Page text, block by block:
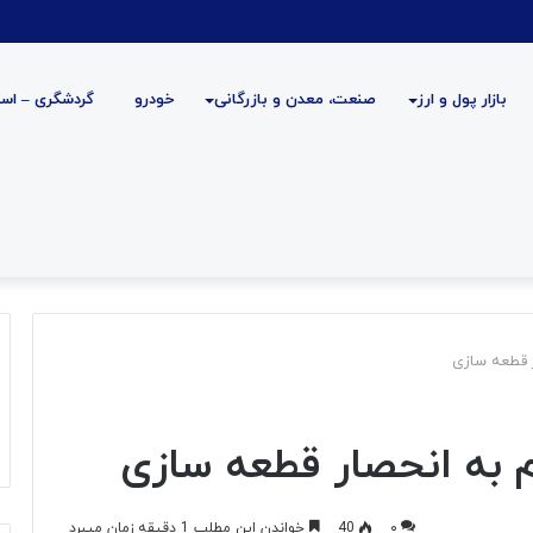
بازار پول و ارز صنعت، معدن و بازرگانی خودرو گردشگری –
قطعه سازی
به انحصار قطعه سازی
۰ 40 خواندن این مطلب 1 دقیقه زمان میبرد